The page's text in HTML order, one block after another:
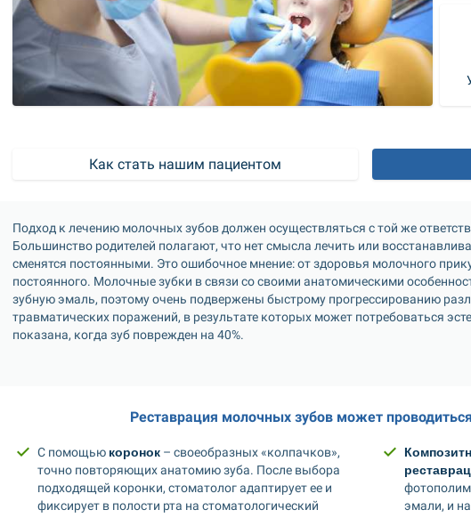
Как стать нашим пациентом
Подход к лечению молочных зубов должен осуществляться с той же
Большинство родителей полагают, что нет смысла лечить или
сменятся постоянными. Это ошибочное мнение: от здоровья молочного
постоянного. Молочные зубки в связи со своими анатомическими
зубную эмаль, поэтому очень подвержены быстрому прогрессированию
травматических поражений, в результате которых может потребоваться
показана, когда зуб поврежден на 40%.
Реставрация молочных зубов может
С помощью коронок – своеобразных «колпачков»,
точно повторяющих анатомию зуба. После выбора
подходящей коронки, стоматолог адаптирует ее и
фиксирует в полости рта на стоматологический
эмали, и